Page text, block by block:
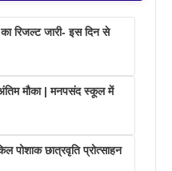
रिजल्ट जारी- इस दिन से
मौका | मनपसंद स्कूल में
पोशाक छात्रवृति प्रोत्साहन